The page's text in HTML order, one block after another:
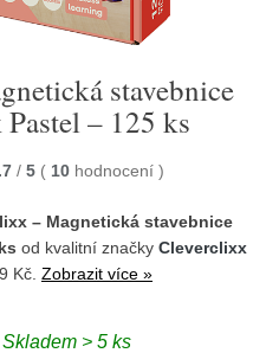
stavebnice
– 125 ks
/ 5 ( 10 hodnocení )
– Magnetická stavebnice
od kvalitní značky Cleverclixx
Kč. Zobrazit více »
> 5 ks